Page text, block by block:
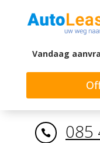
Vandaag
 085